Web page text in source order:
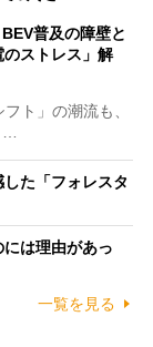
普及の障壁と
ストレス」解
ト」の潮流も、
…
た「フォレスタ
は理由があっ
一覧を見る